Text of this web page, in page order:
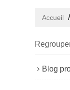
Accueil /
Blog